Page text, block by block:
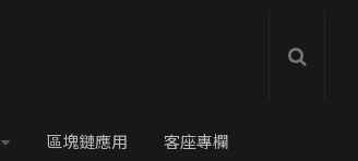
區塊鏈應用 客座專欄